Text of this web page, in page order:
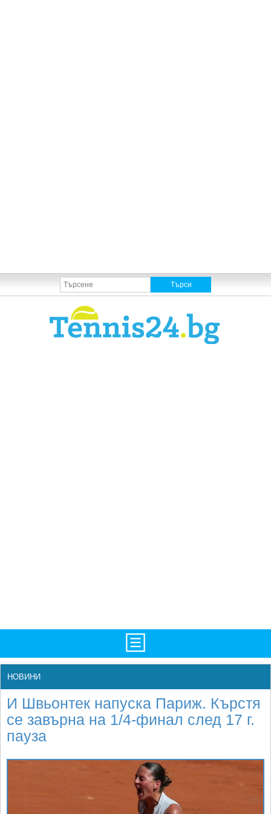
НОВИНИ
БГ
ATP
Фотогалерии
Рекорди/Статистика
Топ 10
НОВИНИ
И Швьонтек напуска Париж. Кърстя
се завърна на 1/4-финал след 17 г.
пауза